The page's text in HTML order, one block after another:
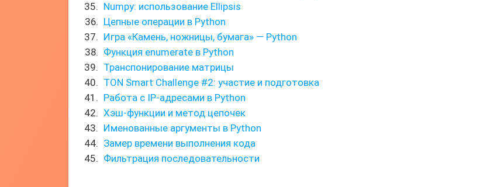
Numpy: использование Ellipsis
Цепные операции в Python
Игра «Камень, ножницы, бумага» — Python
Функция enumerate в Python
Транспонирование матрицы
TON Smart Challenge #2: участие и подготовка
Работа с IP-адресами в Python
Хэш-функции и метод цепочек
Именованные аргументы в Python
Замер времени выполнения кода
Фильтрация последовательности